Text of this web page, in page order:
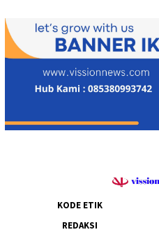
KODE ETIK
REDAKSI